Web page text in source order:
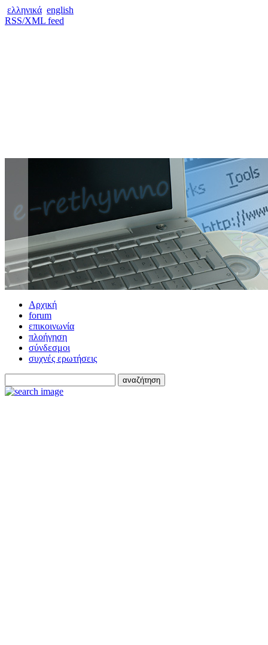
ελληνικά english
RSS/XML feed
Αρχική
forum
επικοινωνία
πλοήγηση
σύνδεσμοι
συχνές ερωτήσεις